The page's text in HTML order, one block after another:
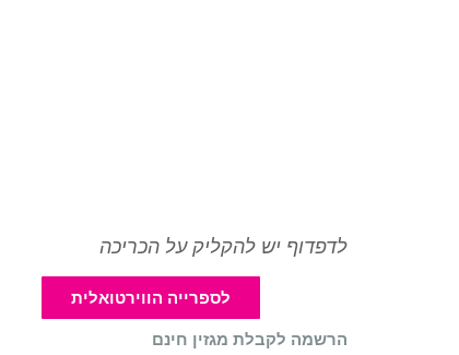
לדפדוף יש להקליק על הכריכה
לספרייה הווירטואלית
הרשמה לקבלת מגזין חינם